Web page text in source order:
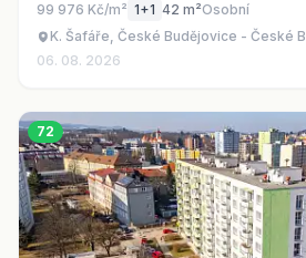
99 976 Kč/m² 1+1 42 m²Osobní
K. Šafáře, České Budějovice - České
06. 08. 2026
72